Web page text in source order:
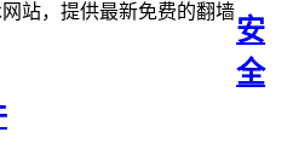
站，提供最新免费的翻墙
安
全